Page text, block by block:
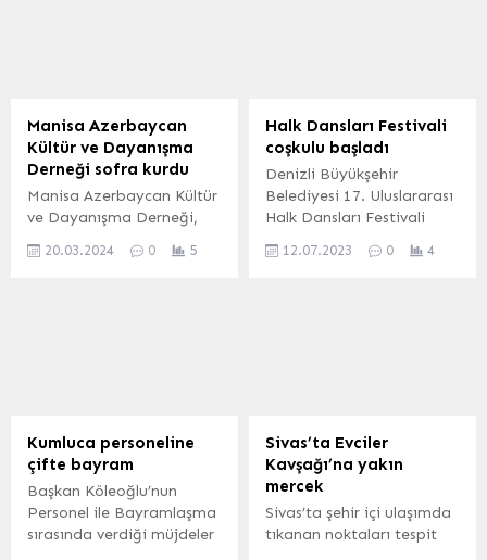
korunması ve yaşam
kalitesinin artırılması için
başlanılan temizlik
çalışmalarına devam
ediyor. Bu kapsamda
Küçükyalı Mahallesi’nde
geniş çaplı toplu temizlik
noktada, bayram sevinci
kültür, sanat ve
dayanışma ile
harmanlanıyor.
Manisa Azerbaycan
Kültür ve Dayanışma
Derneği sofra kurdu
Manisa Azerbaycan Kültür
ve Dayanışma Derneği,
Ayyıldız Ehlibeyt Cami’nin
düzenlenen iftar
yemeğinde bir araya
geldi. Dernek Başkanı
Şentürk Hoşgül, mübarek
Ramazan ayında
büyüklerimiz ile...
20.03.2024 0 5
Halk Dansları Festivali
coşkulu başladı
Denizli Büyükşehir
Belediyesi 17. Uluslararası
Halk Dansları Festivali
Festivalin düzenlenmeye
yapacak. DENİZLİ (İGFA)
– Denizli Büyükşehir
Belediyesinin bu yıl
Uluslararası...
12.07.2023 0 4
Kumluca personeline
çifte bayram
Başkan Köleoğlu’nun
Personel ile Bayramlaşma
sırasında verdiği müjdeler
Sivas’ta Evciler
Kavşağı’na yakın
mercek
Sivas’ta şehir içi ulaşımda
tıkanan noktaları tespit